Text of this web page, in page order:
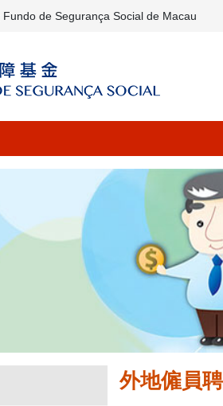
Fundo de Segurança Social de Macau
外地僱員